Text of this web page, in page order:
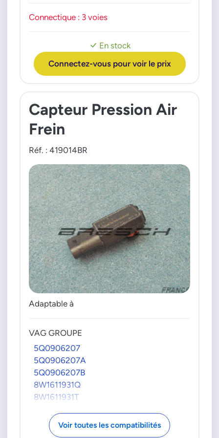
En stock
Connectez-vous pour voir le prix
2008 12i THP 15>
208 12i THP 13>
Partner 12i THP 16>
Connectique : 3 voies
Capteur Pression Air
Frein
Réf. : 419014BR
Adaptable à
VAG GROUPE
5Q0906207
5Q0906207A
5Q0906207B
8W1611931Q
8W1611931T
Voir toutes les compatibilités